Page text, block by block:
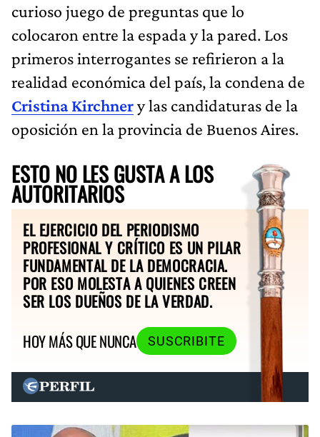
curioso juego de preguntas que lo
colocaron entre la espada y la pared. Los
primeros interrogantes se refirieron a la
realidad económica del país, la condena de
Cristina Kirchnery las candidaturas de la
oposición en la provincia de Buenos Aires.
ESTO NO LES GUSTA A LOS
AUTORITARIOS
EL EJERCICIO DEL PERIODISMO
PROFESIONAL Y CRÍTICO ES UN PILAR
FUNDAMENTAL DE LA DEMOCRACIA.
POR ESO MOLESTA A QUIENES CREEN
SER LOS DUEÑOS DE LA VERDAD.
HOY MÁS QUE NUNCA
SUSCRIBITE